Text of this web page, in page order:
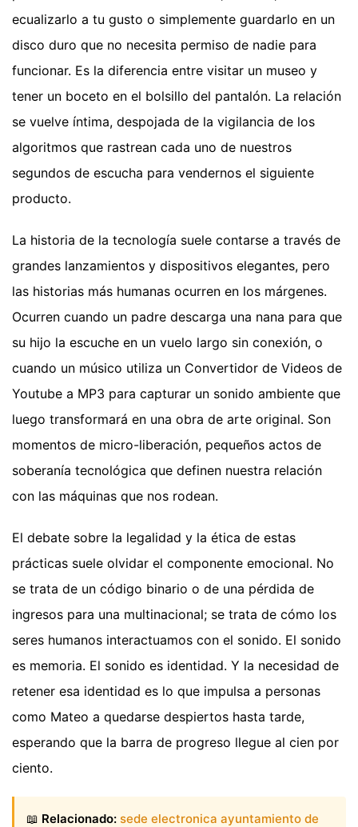
ecualizarlo a tu gusto o simplemente guardarlo en un
disco duro que no necesita permiso de nadie para
funcionar. Es la diferencia entre visitar un museo y
tener un boceto en el bolsillo del pantalón. La relación
se vuelve íntima, despojada de la vigilancia de los
algoritmos que rastrean cada uno de nuestros
segundos de escucha para vendernos el siguiente
producto.
La historia de la tecnología suele contarse a través de
grandes lanzamientos y dispositivos elegantes, pero
las historias más humanas ocurren en los márgenes.
Ocurren cuando un padre descarga una nana para que
su hijo la escuche en un vuelo largo sin conexión, o
cuando un músico utiliza un Convertidor de Videos de
Youtube a MP3 para capturar un sonido ambiente que
luego transformará en una obra de arte original. Son
momentos de micro-liberación, pequeños actos de
soberanía tecnológica que definen nuestra relación
con las máquinas que nos rodean.
El debate sobre la legalidad y la ética de estas
prácticas suele olvidar el componente emocional. No
se trata de un código binario o de una pérdida de
ingresos para una multinacional; se trata de cómo los
seres humanos interactuamos con el sonido. El sonido
es memoria. El sonido es identidad. Y la necesidad de
retener esa identidad es lo que impulsa a personas
como Mateo a quedarse despiertos hasta tarde,
esperando que la barra de progreso llegue al cien por
ciento.
📖 Relacionado: sede electronica ayuntamiento de